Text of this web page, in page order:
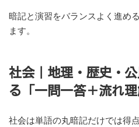
暗記と演習をバランスよく進め
ます。
社会｜地理・歴史・
る「一問一答＋流れ理
社会は単語の丸暗記だけでは得